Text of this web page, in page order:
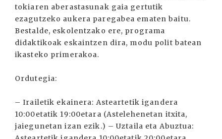
tokiaren aberastasunak gaia gertutik
ezagutzeko aukera paregabea ematen baitu.
Bestalde, eskolentzako ere, programa
didaktikoak eskaintzen dira, modu polit batean
ikasteko primerakoa.
Ordutegia:
– Irailetik ekainera: Asteartetik igandera
10:00etatik 19:00etara (Astelehenetan itxita,
jaiegunetan izan ezik.) – Uztaila eta Abuztua: